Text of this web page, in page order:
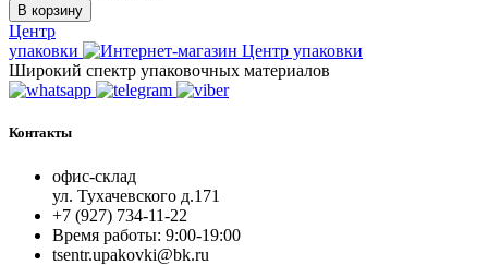
В корзину
Центр
упаковки
Широкий спектр упаковочных материалов
Контакты
офис-склад
ул. Тухачевского д.171
+7 (927) 734-11-22
Время работы: 9:00-19:00
tsentr.upakovki@bk.ru